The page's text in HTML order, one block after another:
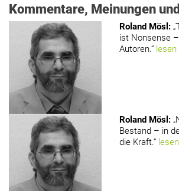
Kommentare, Meinungen
Roland Mösl :
ist Nonsense
Autoren.“ lesen
Roland Mösl :
Bestand – in
die Kraft.“ lesen